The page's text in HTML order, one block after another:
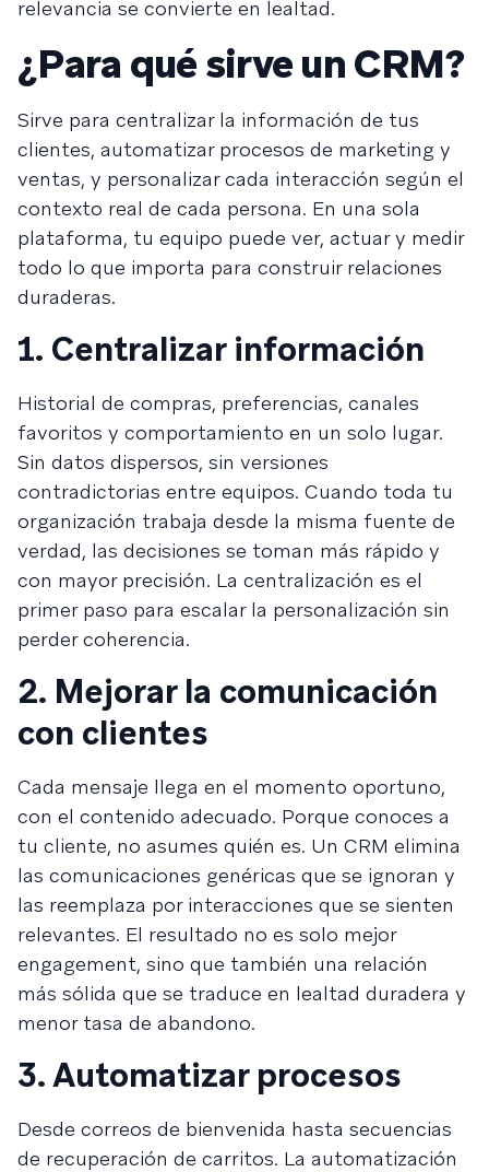
relevancia se convierte en lealtad.
¿Para qué sirve un CRM?
Sirve para centralizar la información de tus
clientes, automatizar procesos de marketing y
ventas, y personalizar cada interacción según el
contexto real de cada persona. En una sola
plataforma, tu equipo puede ver, actuar y medir
todo lo que importa para construir relaciones
duraderas.
1. Centralizar información
Historial de compras, preferencias, canales
favoritos y comportamiento en un solo lugar.
Sin datos dispersos, sin versiones
contradictorias entre equipos. Cuando toda tu
organización trabaja desde la misma fuente de
verdad, las decisiones se toman más rápido y
con mayor precisión. La centralización es el
primer paso para escalar la personalización sin
perder coherencia.
2. Mejorar la comunicación
con clientes
Cada mensaje llega en el momento oportuno,
con el contenido adecuado. Porque conoces a
tu cliente, no asumes quién es. Un CRM elimina
las comunicaciones genéricas que se ignoran y
las reemplaza por interacciones que se sienten
relevantes. El resultado no es solo mejor
engagement, sino que también una relación
más sólida que se traduce en lealtad duradera y
menor tasa de abandono.
3. Automatizar procesos
Desde correos de bienvenida hasta secuencias
de recuperación de carritos. La automatización